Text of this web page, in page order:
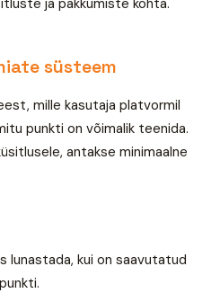
ja pakkumiste kohta.
süsteem
mille kasutaja platvormil
punkti on võimalik teenida.
antakse minimaalne
lunastada, kui on saavutatud